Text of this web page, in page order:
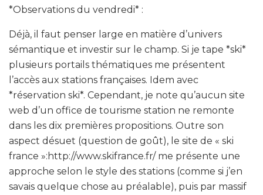
*Observations du vendredi* :
Déjà, il faut penser large en matière d’univers
sémantique et investir sur le champ. Si je tape *ski*
plusieurs portails thématiques me présentent
l’accès aux stations françaises. Idem avec
*réservation ski*. Cependant, je note qu’aucun site
web d’un office de tourisme station ne remonte
dans les dix premières propositions. Outre son
aspect désuet (question de goût), le site de « ski
france »:http://www.skifrance.fr/ me présente une
approche selon le style des stations (comme si j’en
savais quelque chose au préalable), puis par massif